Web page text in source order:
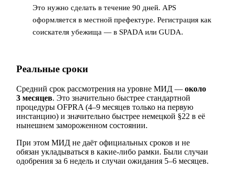
Это нужно сделать в течение 90 дней. APS
оформляется в местной префектуре. Регистрация как
соискателя убежища — в SPADA или GUDA.
Реальные сроки
Средний срок рассмотрения на уровне МИД — около
3 месяцев. Это значительно быстрее стандартной
процедуры OFPRA (4–9 месяцев только на первую
инстанцию) и значительно быстрее немецкой §22 в её
нынешнем замороженном состоянии.
При этом МИД не даёт официальных сроков и не
обязан укладываться в какие-либо рамки. Были случаи
одобрения за 6 недель и случаи ожидания 5–6 месяцев.